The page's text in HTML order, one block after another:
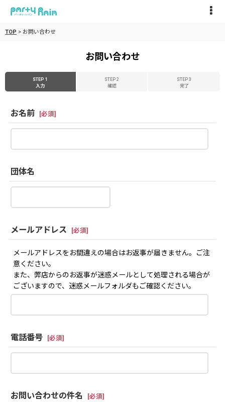
TOP > お問い合わせ
お問い合わせ
STEP 1
入力
STEP 2
確認
STEP 3
完了
お名前 [必須]
団体名
メールアドレス [必須]
メールアドレスをお間違えの場合はお返事が届きません。ご注
意ください。
また、弊店からのお返事が迷惑メールとして処理される場合が
ございますので、迷惑メールフォルダもご確認ください。
電話番号 [必須]
お問い合わせの件名 [必須]